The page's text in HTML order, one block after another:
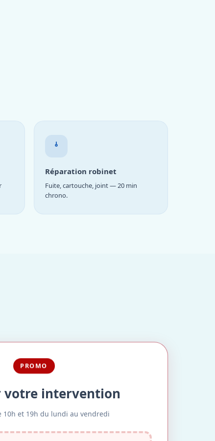
Réparation robinet
Fuite, cartouche, joint — 20 min
chrono.
PROMO
votre intervention
10h et 19h du lundi au vendredi